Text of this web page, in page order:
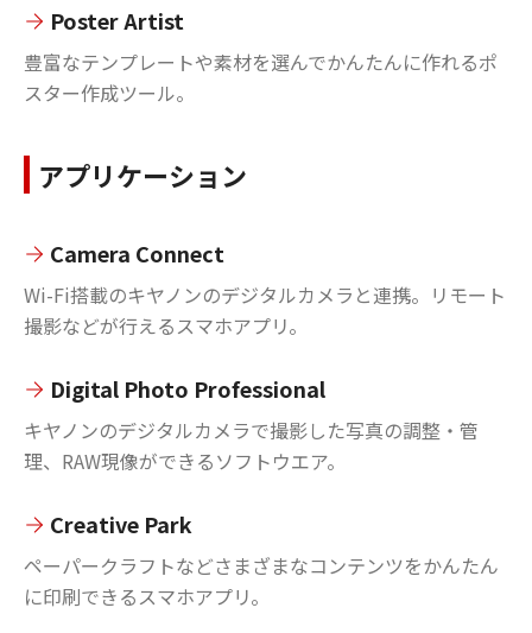
Poster Artist
豊富なテンプレートや素材を選んでかんたんに作れるポ
スター作成ツール。
アプリケーション
Camera Connect
Wi-Fi搭載のキヤノンのデジタルカメラと連携。リモート
撮影などが行えるスマホアプリ。
Digital Photo Professional
キヤノンのデジタルカメラで撮影した写真の調整・管
理、RAW現像ができるソフトウエア。
Creative Park
ペーパークラフトなどさまざまなコンテンツをかんたん
に印刷できるスマホアプリ。